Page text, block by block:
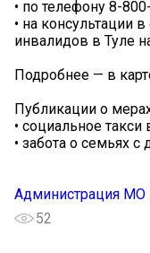
• по телефону 8-
• на консультации
инвалидов в Туле
Подробнее — в
Публикации о
• социальное
• забота о семьях
Администрация МО
52